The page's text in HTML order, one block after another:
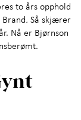
to års opphold
. Så skjærer
Nå er Bjørnson